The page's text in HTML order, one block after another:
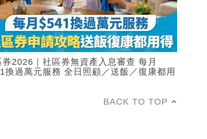
券2026｜社區券無資產入息審查 每月
換過萬元服務 全日照顧／送飯／復康都用
BACK TO TOP